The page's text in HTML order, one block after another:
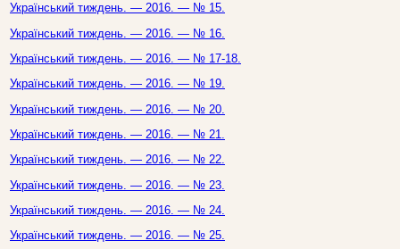
Український тиждень. — 2016. — № 15.
Український тиждень. — 2016. — № 16.
Український тиждень. — 2016. — № 17-18.
Український тиждень. — 2016. — № 19.
Український тиждень. — 2016. — № 20.
Український тиждень. — 2016. — № 21.
Український тиждень. — 2016. — № 22.
Український тиждень. — 2016. — № 23.
Український тиждень. — 2016. — № 24.
Український тиждень. — 2016. — № 25.